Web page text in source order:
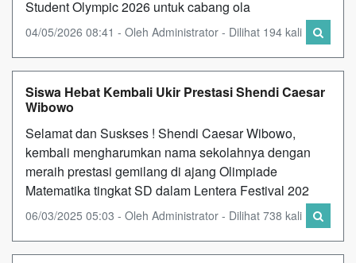
Student Olympic 2026 untuk cabang ola
04/05/2026 08:41 - Oleh Administrator - Dilihat 194 kali
Siswa Hebat Kembali Ukir Prestasi Shendi Caesar
Wibowo
Selamat dan Suskses ! Shendi Caesar Wibowo,
kembali mengharumkan nama sekolahnya dengan
meraih prestasi gemilang di ajang Olimpiade
Matematika tingkat SD dalam Lentera Festival 202
06/03/2025 05:03 - Oleh Administrator - Dilihat 738 kali